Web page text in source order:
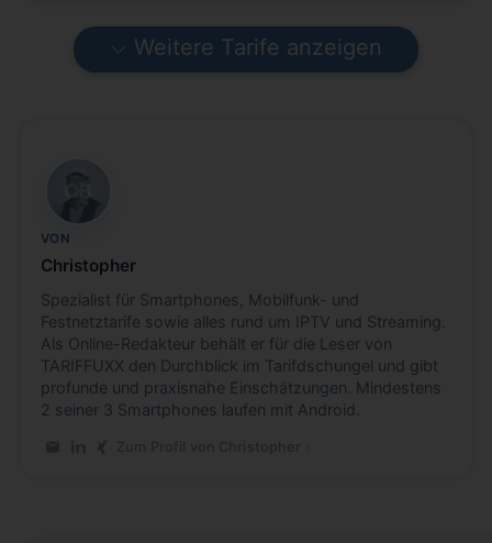
Weitere Tarife anzeigen
CB
VON
Christopher
Spezialist für Smartphones, Mobilfunk- und
Festnetztarife sowie alles rund um IPTV und Streaming.
Als Online-Redakteur behält er für die Leser von
TARIFFUXX den Durchblick im Tarifdschungel und gibt
profunde und praxisnahe Einschätzungen. Mindestens
2 seiner 3 Smartphones laufen mit Android.